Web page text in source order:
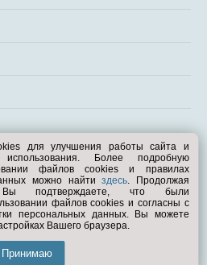
на полную версию
Вам помочь?
1998—2026
для улучшения работы сайта и
Более подробную
файлов cookies и правилах
можно найтиздесь. Продолжая
Вы подтверждаете, что были
файлов cookies и согласны с
персональных данных. Вы можете
Вашего браузера.
Принимаю